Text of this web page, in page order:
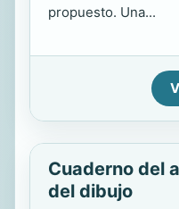
propuesto. Una...
Cuaderno del
del dibujo